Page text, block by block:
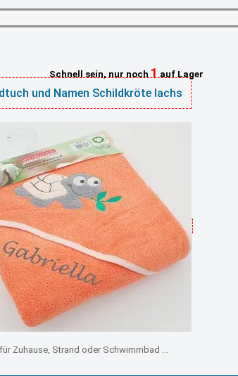
Schnell sein, nur noch1auf Lager
und Namen Schildkröte lachs
Zuhause, Strand oder Schwimmbad ...